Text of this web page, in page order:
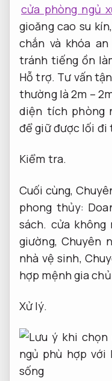
cửa phòng ngủ
gioăng cao su kín,
chắn và khóa
tránh tiếng ồn
Hỗ trợ. Tư vấn
thường là 2m –
diện tích phòng
để giữ được lối đi
Kiểm tra.
Cuối cùng,
phong thủy:
sách. cửa
giường, Chuyên
nhà vệ sinh,
hợp mệnh gia
Xử lý.